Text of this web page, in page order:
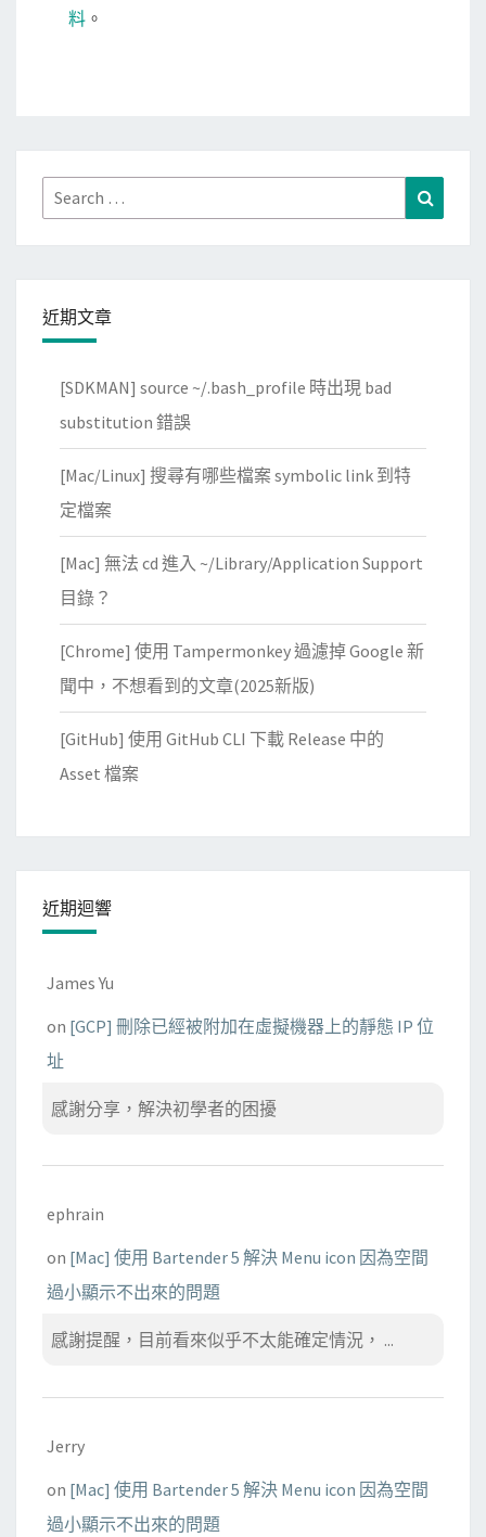
料 。
Search
for:
近期文章
[SDKMAN] source ~/.bash_profile 時出現 bad
substitution 錯誤
[Mac/Linux] 搜尋有哪些檔案 symbolic link 到特
定檔案
[Mac] 無法 cd 進入 ~/Library/Application Support
目錄？
[Chrome] 使用 Tampermonkey 過濾掉 Google 新
聞中，不想看到的文章(2025新版)
[GitHub] 使用 GitHub CLI 下載 Release 中的
Asset 檔案
近期迴響
James Yu
on [GCP] 刪除已經被附加在虛擬機器上的靜態 IP 位
址
感謝分享，解決初學者的困擾
ephrain
on [Mac] 使用 Bartender 5 解決 Menu icon 因為空間
過小顯示不出來的問題
感謝提醒，目前看來似乎不太能確定情況， ...
Jerry
on [Mac] 使用 Bartender 5 解決 Menu icon 因為空間
過小顯示不出來的問題